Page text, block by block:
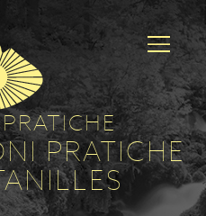
PRATICHE